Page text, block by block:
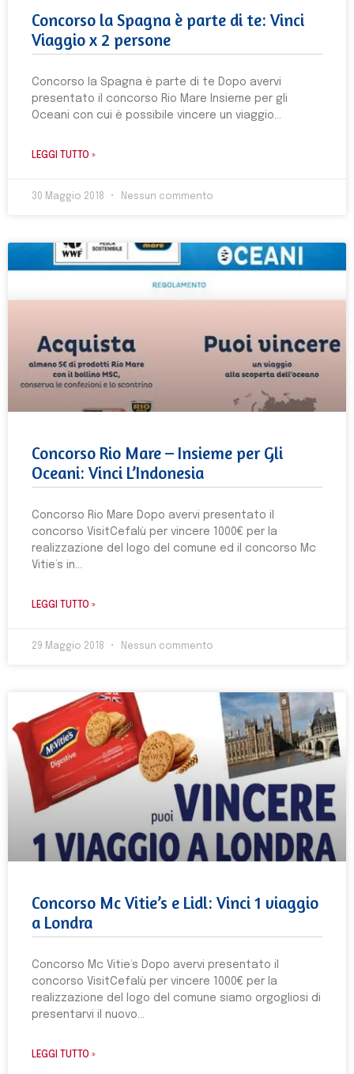
Concorso la Spagna è parte di te: Vinci
Viaggio x 2 persone
Concorso la Spagna è parte di te Dopo avervi
presentato il concorso Rio Mare Insieme per gli
Oceani con cui è possibile vincere un viaggio
LEGGI TUTTO »
30 Maggio 2018 Nessun commento
Concorso Rio Mare – Insieme per Gli
Oceani: Vinci L’Indonesia
Concorso Rio Mare Dopo avervi presentato il
concorso VisitCefalù per vincere 1000€ per la
realizzazione del logo del comune ed il concorso Mc
Vitie’s in
LEGGI TUTTO »
29 Maggio 2018 Nessun commento
Concorso Mc Vitie’s e Lidl: Vinci 1 viaggio
a Londra
Concorso Mc Vitie’s Dopo avervi presentato il
concorso VisitCefalù per vincere 1000€ per la
realizzazione del logo del comune siamo orgogliosi di
presentarvi il nuovo
LEGGI TUTTO »